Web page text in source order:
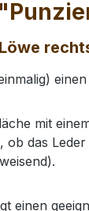
mit
das
einen